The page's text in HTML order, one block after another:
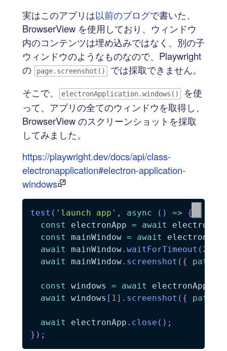
実はこのアプリは以前のブログで書いた、
BrowserView を使用しており、ウィンドウ
内のコンテンツは埋め込みではなく、別の子
ウィンドウのようなものなので、Playwright
の
page.screenshot()
では採取できません。
そこで、
electronApplication.windows()
を使
って、アプリの全てのウィンドウを取得し、
BrowserView のスクリーンショットを採取
してみました。
https://playwright.dev/docs/api/class-
electronapplication#electron-application-
windows
test ( 'launch app' , async ( ) =>
{
const
electronApp = await electron
const
mainWindow = await electronApp
await
mainWindow. waitForTimeout ( 2000
await
mainWindow. screenshot ( { path
const windows = await electronApp
await
windows [ 1] . screenshot ( { path
await electronApp . close ( ) ;
} ) ;